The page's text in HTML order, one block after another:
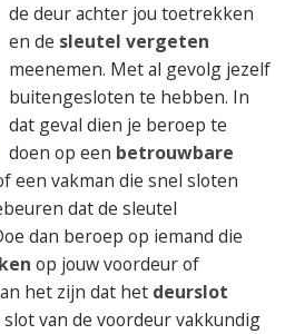
de deur achter jou toetrekken
en de sleutel vergeten
meenemen. Met al gevolg jezelf
buitengesloten te hebben. In
dat geval dien je beroep te
doen op een betrouwbare
een vakman die snel sloten
dat de sleutel
dan beroep op iemand die
op jouw voordeur of
het zijn dat het deurslot
van de voordeur vakkundig